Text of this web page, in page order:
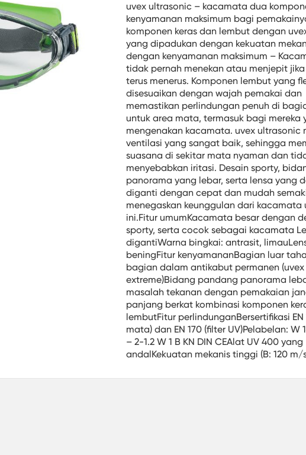
uvex ultrasonic – kacamata dua
kenyamanan maksimum bagi
komponen keras dan lembut dengan
yang dipadukan dengan kekuatan
dengan kenyamanan maksimum –
tidak pernah menekan atau menjepit
terus menerus. Komponen lembut yang
disesuaikan dengan wajah pemakai dan
memastikan perlindungan penuh di
untuk area mata, termasuk bagi mereka
mengenakan kacamata. uvex ultrasonic
ventilasi yang sangat baik, sehingga
suasana di sekitar mata nyaman dan
menyebabkan iritasi. Desain sporty,
panorama yang lebar, serta lensa yang
diganti dengan cepat dan mudah
menegaskan keunggulan dari kacamata
ini.Fitur umumKacamata besar dengan
sporty, serta cocok sebagai kacamata
digantiWarna bingkai: antrasit,
beningFitur kenyamananBagian luar
bagian dalam antikabut permanen (uvex
extreme)Bidang pandang panorama
masalah tekanan dengan pemakaian
panjang berkat kombinasi komponen
lembutFitur perlindunganBersertifikasi EN
mata) dan EN 170 (filter UV)Pelabelan: W
– 2-1.2 W 1 B KN DIN CEAlat UV 400 yang
andalKekuatan mekanis tinggi (B: 120 m/